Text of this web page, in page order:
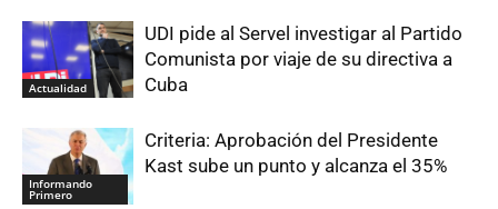
Actualidad
UDI pide al Servel investigar al Partido
Comunista por viaje de su directiva a
Cuba
Informando
Primero
Criteria: Aprobación del Presidente
Kast sube un punto y alcanza el 35%